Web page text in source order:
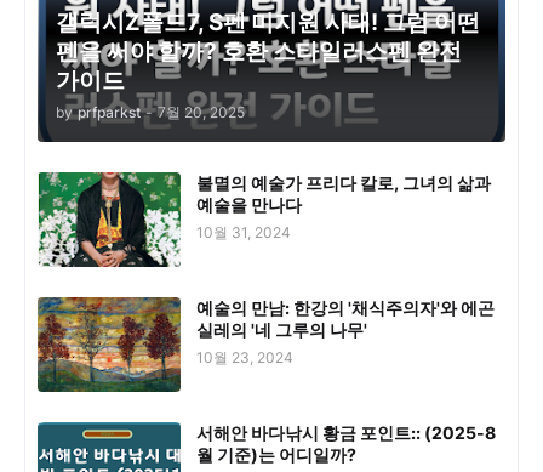
갤럭시Z폴드7, S펜 미지원 사태! 그럼 어떤
펜을 써야 할까? 호환 스타일러스펜 완전
가이드
by prfparkst - 7월 20, 2025
불멸의 예술가 프리다 칼로, 그녀의 삶과
예술을 만나다
10월 31, 2024
예술의 만남: 한강의 '채식주의자'와 에곤
실레의 '네 그루의 나무'
10월 23, 2024
서해안 바다낚시 황금 포인트:: (2025-8
월 기준)는 어디일까?